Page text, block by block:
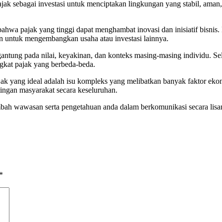
sebagai investasi untuk menciptakan lingkungan yang stabil,
pajak yang tinggi dapat menghambat inovasi dan inisiatif
mengembangkan usaha atau investasi lainnya.
pada nilai, keyakinan, dan konteks masing-masing individu.
pajak yang berbeda-beda.
yang ideal adalah isu kompleks yang melibatkan banyak faktor
masyarakat secara keseluruhan.
wawasan serta pengetahuan anda dalam berkomunikasi secara